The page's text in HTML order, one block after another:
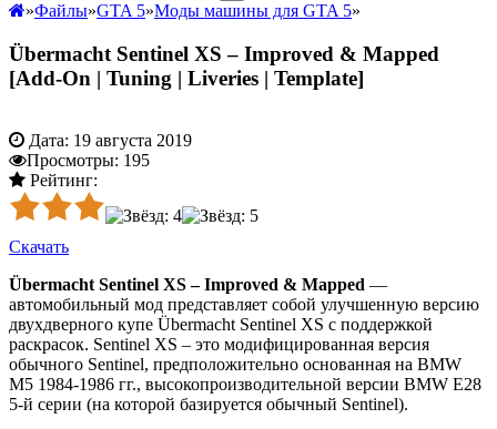
»Файлы»GTA 5»Моды машины для GTA 5»
Übermacht Sentinel XS – Improved & Mapped
[Add-On | Tuning | Liveries | Template]
Дата: 19 августа 2019
Просмотры: 195
Рейтинг:
Скачать
Übermacht Sentinel XS – Improved & Mapped —
автомобильный мод представляет собой улучшенную версию
двухдверного купе Übermacht Sentinel XS с поддержкой
раскрасок. Sentinel XS – это модифицированная версия
обычного Sentinel, предположительно основанная на BMW
M5 1984-1986 гг., высокопроизводительной версии BMW E28
5-й серии (на которой базируется обычный Sentinel).